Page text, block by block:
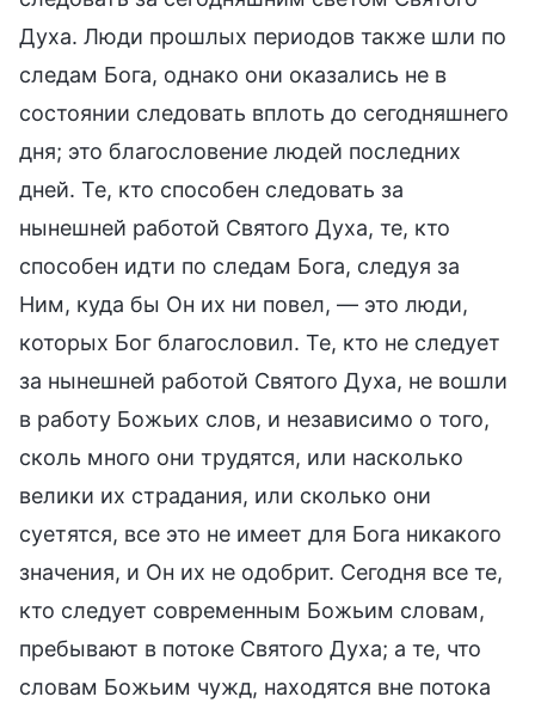
Духа. Люди прошлых периодов также шли по
следам Бога, однако они оказались не в
состоянии следовать вплоть до сегодняшнего
дня; это благословение людей последних
дней. Те, кто способен следовать за
нынешней работой Святого Духа, те, кто
способен идти по следам Бога, следуя за
Ним, куда бы Он их ни повел, — это люди,
которых Бог благословил. Те, кто не следует
за нынешней работой Святого Духа, не вошли
в работу Божьих слов, и независимо о того,
сколь много они трудятся, или насколько
велики их страдания, или сколько они
суетятся, все это не имеет для Бога никакого
значения, и Он их не одобрит. Сегодня все те,
кто следует современным Божьим словам,
пребывают в потоке Святого Духа; а те, что
словам Божьим чужд, находятся вне потока